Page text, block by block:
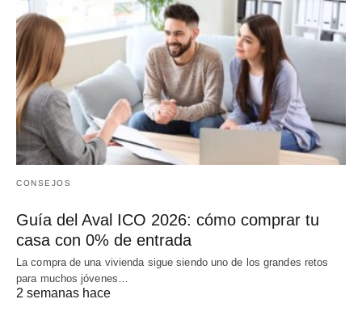
CONSEJOS
Guía del Aval ICO 2026: cómo comprar tu
casa con 0% de entrada
La compra de una vivienda sigue siendo uno de los grandes retos
para muchos jóvenes…
2 semanas hace